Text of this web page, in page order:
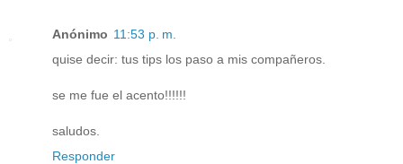
Anónimo 11:53 p. m.
quise decir: tus tips los paso a mis compañeros.
se me fue el acento!!!!!!
saludos.
Responder